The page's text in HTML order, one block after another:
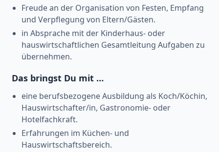
Freude an der Organisation von Festen, Empfang
und Verpflegung von Eltern/Gästen.
in Absprache mit der Kinderhaus- oder
hauswirtschaftlichen Gesamtleitung Aufgaben zu
übernehmen.
Das bringst Du mit …
eine berufsbezogene Ausbildung als Koch/Köchin,
Hauswirtschafter/in, Gastronomie- oder
Hotelfachkraft.
Erfahrungen im Küchen- und
Hauswirtschaftsbereich.